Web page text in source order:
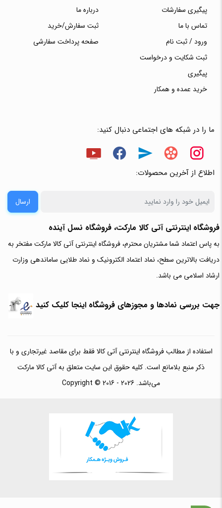
پیگیری سفارشات
تماس با ما
ورود / ثبت نام
ثبت شکایت و درخواست
پیگیری
خرید عمده و همکار
درباره ما
ثبت سفارش/خرید
صفحه پرداخت سفارشی
ما را در شبکه های اجتماعی دنبال کنید:
اطلاع از آخرین محصولات:
ارسال
فروشگاه اینترنتی آتی‌ کالا مارکت، فروشگاه نسل آینده
به پاس اعتماد شما مشتریان محترم، فروشگاه اینترنتی آتی کالا مارکت مفتخر به
دریافت بالاترین سطح، نماد اعتماد الکترونیک و نماد طلایی ساماندهی وزارت
ارشاد اسلامی می باشد.
جهت بررسی نمادها و مجوزهای فروشگاه اینجا کلیک کنید
استفاده از مطالب فروشگاه اینترنتی آتی کالا فقط برای مقاصد غیرتجاری و با
ذکر منبع بلامانع است. کلیه حقوق این سایت متعلق به آتی کالا مارکت
می‌باشد. Copyright © 2016 - 2026